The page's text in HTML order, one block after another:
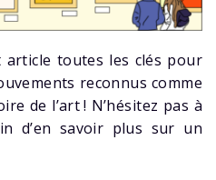
article toutes les clés pour
reconnus comme
de l’art ! N’hésitez pas à
d’en savoir plus sur un